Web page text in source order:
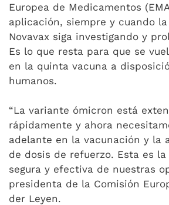
Europea de Medicamentos
aplicación, siempre y cuando
Novavax siga investigando y
Es lo que resta para que se
en la quinta vacuna a
humanos.
“La variante ómicron está
rápidamente y ahora
adelante en la vacunación y la
de dosis de refuerzo. Esta es
segura y efectiva de nuestras
presidenta de la Comisión
der Leyen.